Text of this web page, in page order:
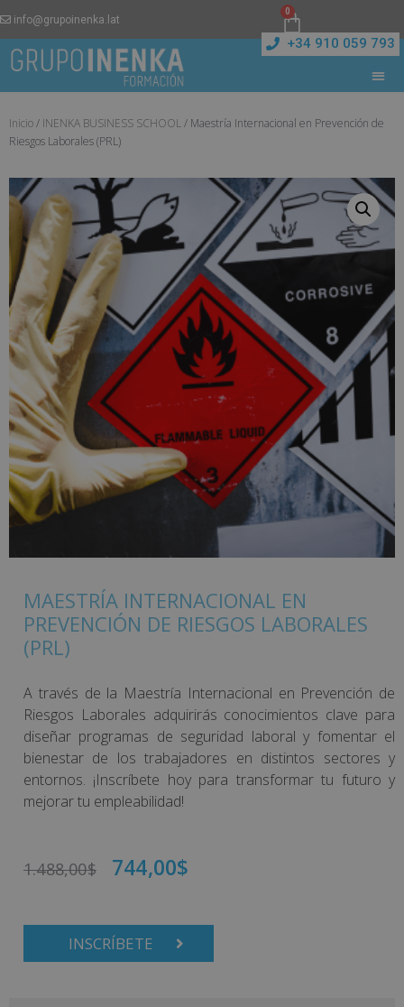
info@grupoinenka.lat
0
+34 910 059 793
Inicio/ INENKA BUSINESS SCHOOL/ Maestría Internacional en Prevención de
Riesgos Laborales (PRL)
MAESTRÍA INTERNACIONAL EN
PREVENCIÓN DE RIESGOS LABORALES
(PRL)
A través de la Maestría Internacional en Prevención de
Riesgos Laborales adquirirás conocimientos clave para
diseñar programas de seguridad laboral y fomentar el
bienestar de los trabajadores en distintos sectores y
entornos. ¡Inscríbete hoy para transformar tu futuro y
mejorar tu empleabilidad!
1.488,00$ 744,00$
INSCRÍBETE